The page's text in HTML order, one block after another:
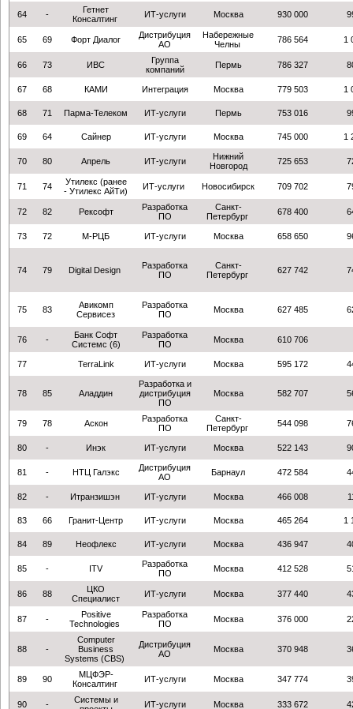
64 -
Гетнет
Консалтинг
ИТ-услуги Москва 930 000
65 69 Форт Диалог
Дистрибуция
АО
Набережные
Челны
786 564 1
66 73 ИВС
Группа
компаний
Пермь 786 327
67 68 КАМИ Интеграция Москва 779 503 1
68 71 Парма-Телеком ИТ-услуги Пермь 753 016
69 64 Сайнер ИТ-услуги Москва 745 000 1
70 80 Апрель ИТ-услуги
Нижний
Новгород
725 653
71 74
Утилекс (ранее
- Утилекс АйТи)
ИТ-услуги Новосибирск 709 702
72 82 Рексофт
Разработка
ПО
Санкт-
Петербург
678 400
73 72 М-РЦБ ИТ-услуги Москва 658 650
74 79 Digital Design
Разработка
ПО
Санкт-
Петербург
627 742
75 83
Авикомп
Сервисез
Разработка
ПО
Москва 627 485
76 -
Банк Cофт
Системс (6)
Разработка
ПО
Москва 610 706
77 TerraLink ИТ-услуги Москва 595 172
78 85 Аладдин
Разработка и
дистрибуция
ПО
Москва 582 707
79 78 Аскон
Разработка
ПО
Санкт-
Петербург
544 098
80 - Инэк ИТ-услуги Москва 522 143
81 - НТЦ Галэкс
Дистрибуция
АО
Барнаул 472 584
82 - Итранзишэн ИТ-услуги Москва 466 008
83 66 Гранит-Центр ИТ-услуги Москва 465 264 1
84 89 Неофлекс ИТ-услуги Москва 436 947
85 - ITV
Разработка
ПО
Москва 412 528
86 88
ЦКО
Специалист
ИТ-услуги Москва 377 440
87 -
Positive
Technologies
Разработка
ПО
Москва 376 000
88 -
Computer
Business
Systems (CBS)
Дистрибуция
АО
Москва 370 948
89 90
МЦФЭР-
Консалтинг
ИТ-услуги Москва 347 774
90 -
Системы и
ИТ-услуги Москва 333 672